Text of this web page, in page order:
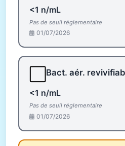
<1 n/mL
Pas de seuil réglementaire
01/07/2026
Bact. aér.
<1 n/mL
Pas de seuil réglementaire
01/07/2026